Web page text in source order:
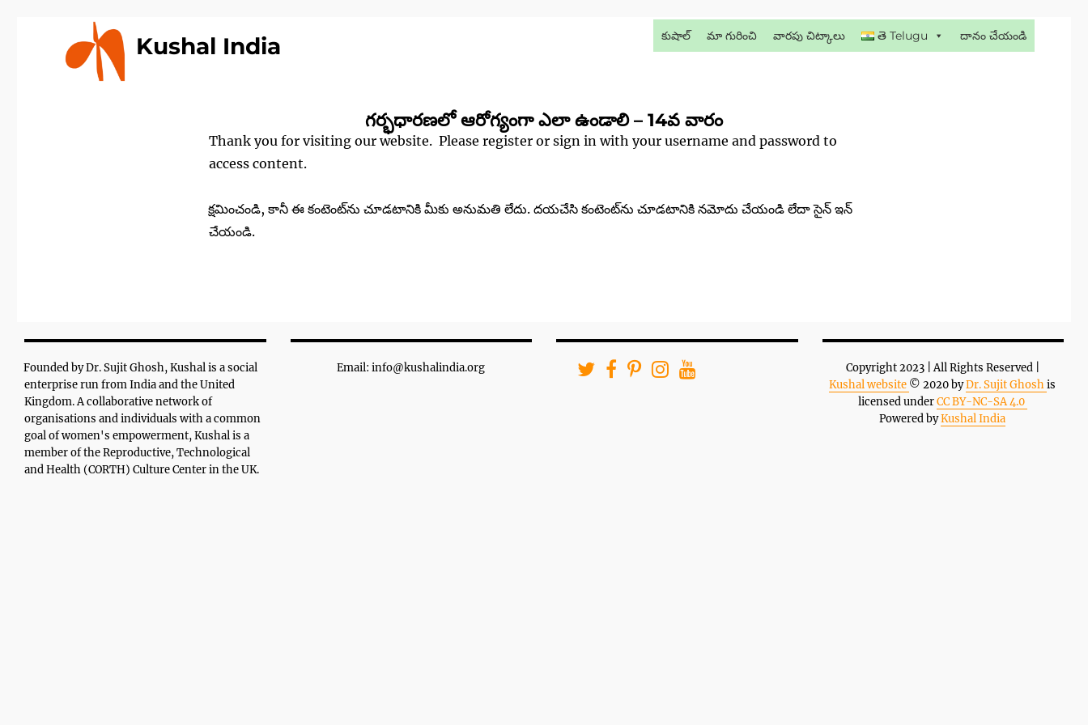
Kushal India కుషాల్ మా గురించి వారపు చిట్కాలు తె Telugu దానం చేయండి
గర్భధారణలో ఆరోగ్యంగా ఎలా ఉండాలి – 14వ వారం
Thank you for visiting our website. Please register or sign in with your username and password to
access content.
క్షమించండి, కానీ ఈ కంటెంట్‌ను చూడటానికి మీకు అనుమతి లేదు. దయచేసి కంటెంట్‌ను చూడటానికి నమోదు చేయండి లేదా సైన్ ఇన్
చేయండి.
Founded by Dr. Sujit Ghosh, Kushal is a social
enterprise run from India and the United
Kingdom. A collaborative network of
organisations and individuals with a common
goal of women's empowerment, Kushal is a
member of the Reproductive, Technological
and Health (CORTH) Culture Center in the UK.
Email: info@kushalindia.org
Copyright 2023 | All Rights Reserved |
Kushal website © 2020 byDr. Sujit Ghoshis
licensed underCC BY-NC-SA 4.0
Powered byKushal India